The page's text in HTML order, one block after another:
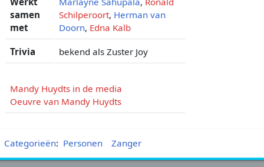
samen
met
Schilperoort, Herman van
Doorn, Edna Kalb
Trivia bekend als Zuster Joy
Mandy Huydts in de media
Oeuvre van Mandy Huydts
Categorieën: Personen Zanger